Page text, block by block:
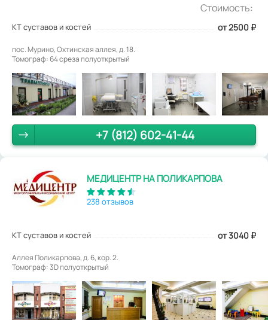
Стоимость:
КТ суставов и костей от 2500 ₽
пос. Мурино, Охтинская аллея, д. 18.
Томограф: 64 среза полуоткрытый
+7 (812) 602-41-44
МЕДИЦЕНТР НА ПОЛИКАРПОВА
238 отзывов
КТ суставов и костей от 3040 ₽
Аллея Поликарпова, д. 6, кор. 2.
Томограф: 3D полуоткрытый